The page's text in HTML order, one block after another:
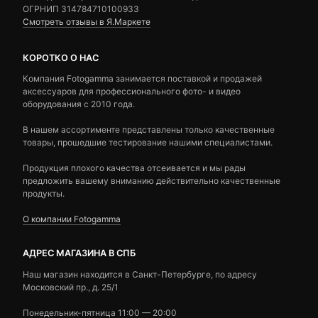
ОГРНИП 314784710100933
Смотреть отзывы в Я.Маркете
КОРОТКО О НАС
Компания Fotogamma занимается поставкой и продажей
аксессуаров для профессионального фото- и видео
оборудования с 2010 года.
В нашем ассортименте представлены только качественные
товары, прошедшие тестирование нашими специалистами.
Продукция плохого качества отсеивается и мы рады
предложить вашему вниманию действительно качественные
продукты.
О компании Fotogamma
АДРЕС МАГАЗИНА В СПБ
Наш магазин находится в Санкт-Петербурге, по адресу
Московский пр., д. 25/1
Понедельник-пятница 11:00 — 20:00